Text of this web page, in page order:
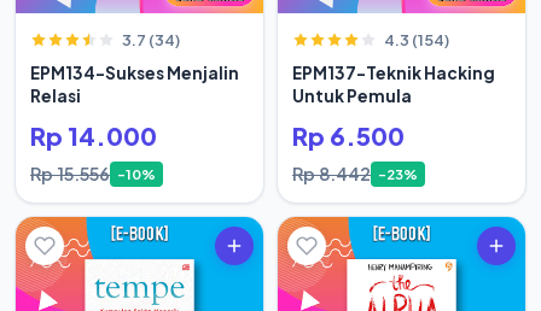
3.7 (34)
EPM134-Sukses Menjalin
Relasi
Rp 14.000
Rp 15.556 -10%
4.3 (154)
EPM137-Teknik Hacking
Untuk Pemula
Rp 6.500
Rp 8.442 -23%